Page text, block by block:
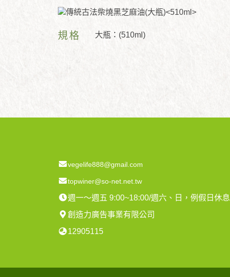
規格 大瓶：(510ml)
vegelife888@gmail.com
topwiner@so-net.net.tw
週一～週五 9:00~18:00/週六、日，例假日休息
創造力廣告事業有限公司
12905115